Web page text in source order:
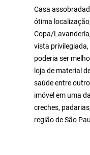
Casa
ótima
Copa/
vista
poderia ser
loja de material
saúde entre
imóvel em uma
creches,
região de São